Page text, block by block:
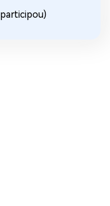
participou)